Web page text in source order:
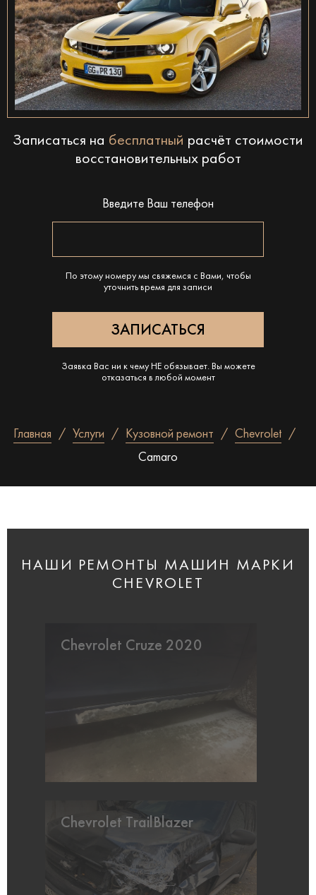
Записаться на бесплатный расчёт стоимости
восстановительных работ
Введите Ваш телефон
По этому номеру мы свяжемся с Вами, чтобы
уточнить время для записи
Заявка Вас ни к чему НЕ обязывает. Вы можете
отказаться в любой момент
Главная Услуги Кузовной ремонт
Chevrolet
Camaro
НАШИ РЕМОНТЫ МАШИН МАРКИ
CHEVROLET
Chevrolet Cruze 2020
Chevrolet TrailBlazer